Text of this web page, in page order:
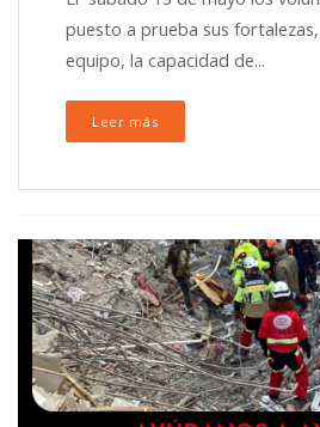
puesto a prueba sus
equipo, la capacidad de...
Leer más